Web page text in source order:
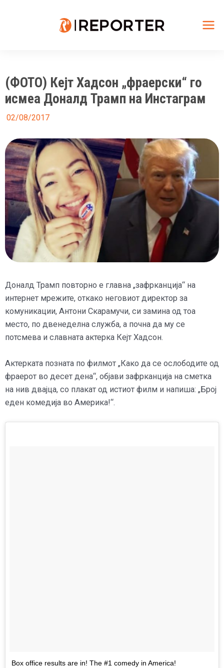
(ФОТО) Кејт Хадсон „фраерски“ го
исмеа Доналд Трамп на Инстаграм
02/08/2017
Доналд Трамп повторно е главна „зафрканција“ на
интернет мрежите, откако неговиот директор за
комуникации, Антони Скарамучи, си замина од тоа
место, по двенеделна служба, а почна да му се
потсмева и славната актерка Кејт Хадсон.
Актерката позната по филмот „Како да се ослободите од
фраерот во десет дена“, објави зафрканција на сметка
на нив двајца, со плакат од истиот филм и напиша: „Број
еден комедија во Америка!“.
Box office results are in! The #1 comedy in America!